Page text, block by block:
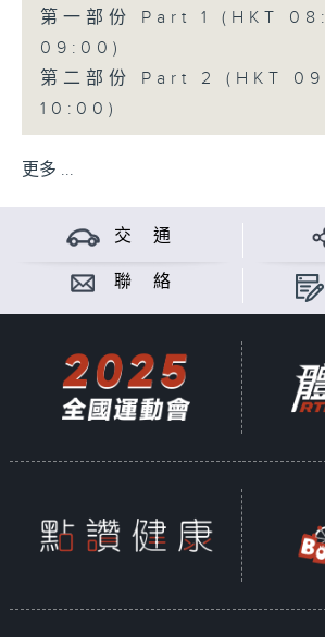
第一部份 Part 1 (HKT
09:00)
第二部份 Part 2 (HKT
10:00)
更多 ...
交 通
聯 絡